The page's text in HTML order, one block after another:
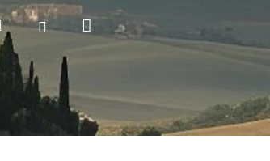
HledatPřihlášeníNákupní